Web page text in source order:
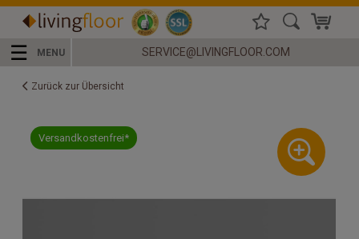
☰ MENU SERVICE@LIVINGFLOOR.COM
Zurück zur Übersicht
Versandkostenfrei*